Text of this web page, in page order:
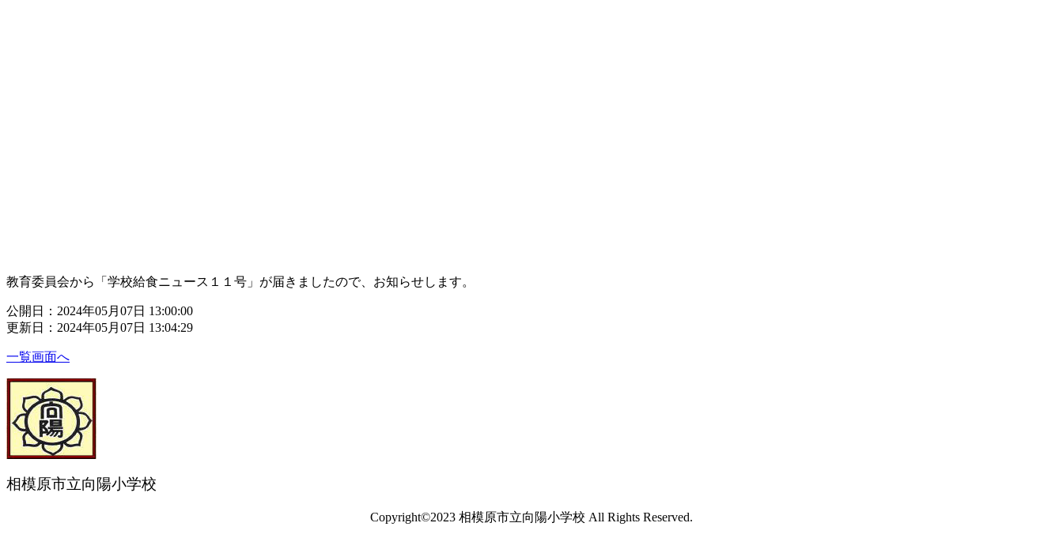
教育委員会から「学校給食ニュース１１号」が届きましたので、お知らせします。
公開日：2024年05月07日 13:00:00
更新日：2024年05月07日 13:04:29
一覧画面へ
相模原市立向陽小学校
Copyright©2023 相模原市立向陽小学校 All Rights Reserved.